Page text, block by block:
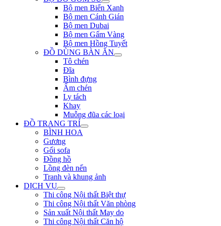
Bộ men Biển Xanh
Bộ men Cánh Gián
Bộ men Dubai
Bộ men Gấm Vàng
Bộ men Hồng Tuyết
ĐỒ DÙNG BÀN ĂN
Tô chén
Đĩa
Bình đựng
Ấm chén
Ly tách
Khay
Muỗng đũa các loại
ĐỒ TRANG TRÍ
BÌNH HOA
Gương
Gối sofa
Đồng hồ
Lồng đèn nến
Tranh và khung ảnh
DỊCH VỤ
Thi công Nội thất Biệt thự
Thi công Nội thất Văn phòng
Sản xuất Nội thất May do
Thi công Nội thất Căn hộ